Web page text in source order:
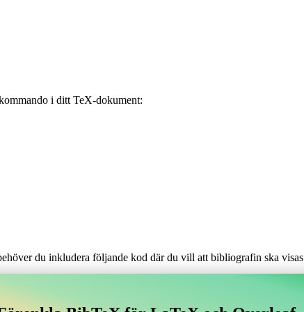
i ditt TeX-dokument:
du inkludera följande kod där du vill att bibliografin ska